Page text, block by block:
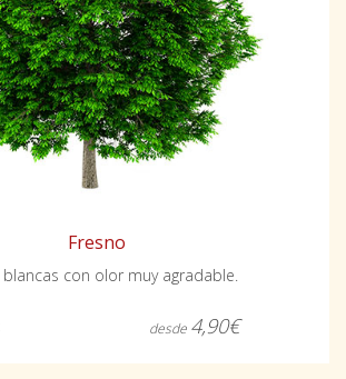
Fresno
blancas con olor muy agradable.
desde 4,90€